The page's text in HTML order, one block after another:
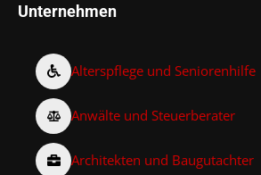
Unternehmen
Alterspflege und Seniorenhilfe
Anwälte und Steuerberater
Architekten und Baugutachter